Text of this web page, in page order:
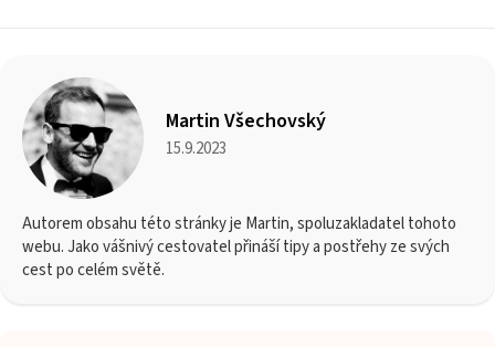
Martin Všechovský
15.9.2023
Autorem obsahu této stránky je Martin, spoluzakladatel tohoto
webu. Jako vášnivý cestovatel přináší tipy a postřehy ze svých
cest po celém světě.